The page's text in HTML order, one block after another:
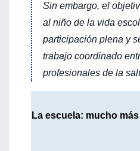
Sin embargo, el
al niño de la vida
participación plena y
trabajo coordinado
profesionales de la
La escuela: mucho